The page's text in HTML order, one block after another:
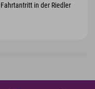
in der Riedler